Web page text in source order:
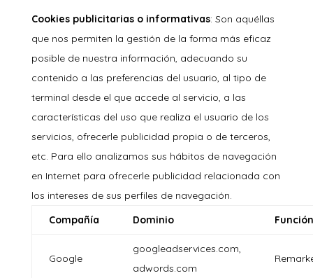
Cookies publicitarias o informativas: Son aquéllas
que nos permiten la gestión de la forma más eficaz
posible de nuestra información, adecuando su
contenido a las preferencias del usuario, al tipo de
terminal desde el que accede al servicio, a las
características del uso que realiza el usuario de los
servicios, ofrecerle publicidad propia o de terceros,
etc. Para ello analizamos sus hábitos de navegación
en Internet para ofrecerle publicidad relacionada con
los intereses de sus perfiles de navegación.
Compañía
Dominio Función
Google
googleadservices.com,
adwords.com